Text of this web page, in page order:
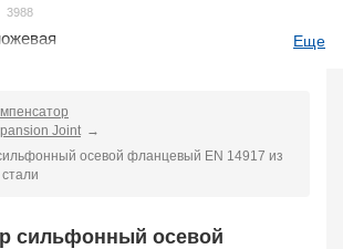
3988
2191
2
Еще
Joint
осевой фланцевый EN 14917 из
сильфонный осевой